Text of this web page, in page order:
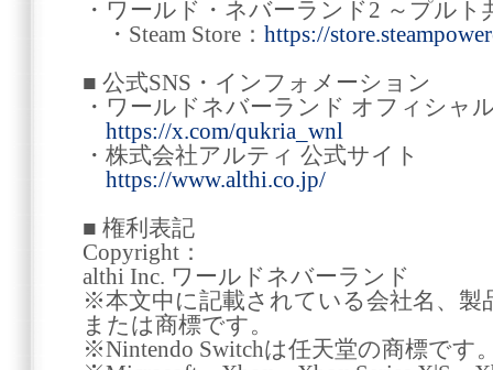
・ワールド・ネバーランド2 ～プルト
・Steam Store： https://
■ 公式SNS・インフォメーション
・ワールドネバーランド オフィシャ
https://x.com/qukria_wnl
・株式会社アルティ 公式サイト
https://www.althi.co.jp/
■ 権利表記
Copyright：
althi Inc. ワールドネバーランド
※本文中に記載されている会社名、製
または商標です。
※Nintendo Switchは任天堂の商標です